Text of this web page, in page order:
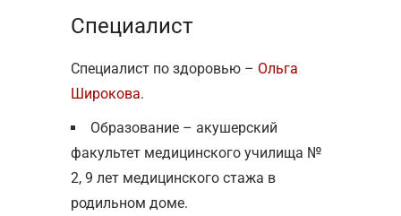
Специалист
Специалист по здоровью – Ольга
Широкова.
Образование – акушерский
факультет медицинского училища №
2, 9 лет медицинского стажа в
родильном доме.